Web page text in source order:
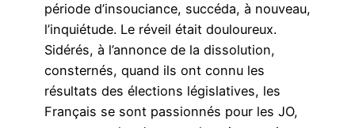
période d’insouciance, succéda, à nouveau,
l’inquiétude. Le réveil était douloureux.
Sidérés, à l’annonce de la dissolution,
consternés, quand ils ont connu les
résultats des élections législatives, les
Français se sont passionnés pour les JO,